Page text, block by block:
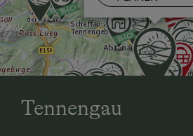
ursprüngliche Lammertal, fahren
weiter, um dann bei der
abzubiegen und nach 400 m bei
anzukommen.
Bis Bischofshofen von dort erfolgt
Tennengau